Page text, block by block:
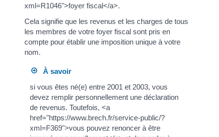
xml=R1046">foyer fiscal</a>.
Cela signifie que les revenus et les charges de tous
les membres de votre foyer fiscal sont pris en
compte pour établir une imposition unique à votre
nom.
À savoir
si vous êtes né(e) entre 2001 et 2003, vous
devez remplir personnellement une déclaration
de revenus. Toutefois, <a
href="https://www.brech.fr/service-public/?
xml=F369">vous pouvez renoncer à être